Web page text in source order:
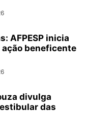
AFPESP inicia
beneficente
divulga
das